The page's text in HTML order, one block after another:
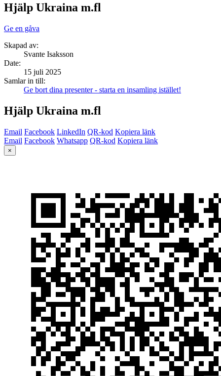
Hjälp Ukraina m.fl
Ge en gåva
Skapad av:
Svante Isaksson
Date:
15 juli 2025
Samlar in till:
Ge bort dina presenter - starta en insamling istället!
Hjälp Ukraina m.fl
Email Facebook LinkedIn QR-kod Kopiera länk
Email Facebook Whatsapp QR-kod Kopiera länk
×